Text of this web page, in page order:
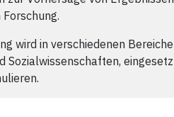
wird in verschiedenen
Sozialwissenschaften,